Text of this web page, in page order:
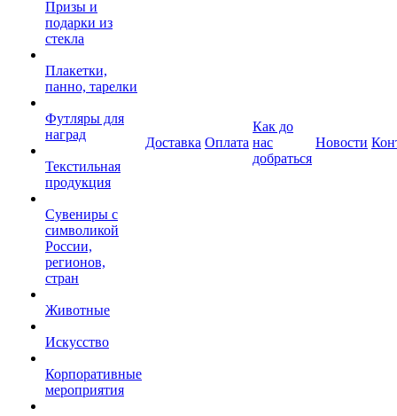
Призы и
подарки из
стекла
Плакетки,
панно, тарелки
Футляры для
наград
Текстильная
продукция
Сувениры с
символикой
России,
регионов,
стран
Животные
Искусство
Корпоративные
мероприятия
Доставка Оплата
Как до
нас
добраться
Новости